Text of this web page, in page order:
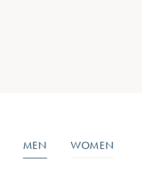
MEN WOMEN